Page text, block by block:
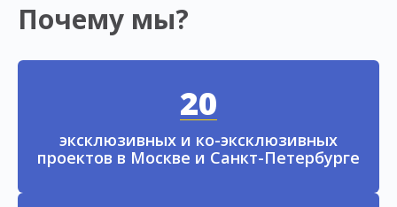
Почему мы?
20
эксклюзивных и ко-эксклюзивных
проектов в Москве и Санкт-Петербурге